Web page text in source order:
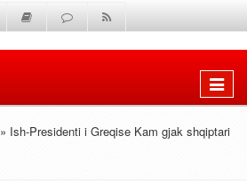
Shfaq
» Ish-Presidenti i Greqise Kam gjak shqiptari